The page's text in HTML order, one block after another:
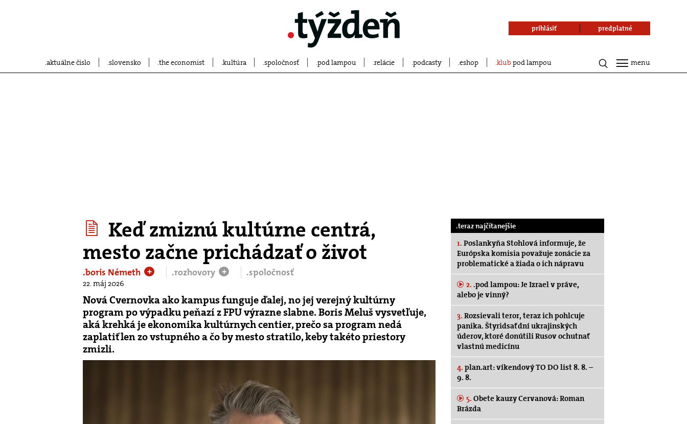
aktuálne číslo slovensko the economist kultúra spoločnosť pod lampou relácie podcasty eshop klubpod lampou
prihlásiť predplatné
menu
Keď zmiznú kultúrne centrá,
mesto začne prichádzať o život
.boris Németh + .rozhovory + .spoločnosť
22. máj 2026
Nová Cvernovka ako kampus funguje ďalej, no jej verejný kultúrny
program po výpadku peňazí z FPU výrazne slabne. Boris Meluš vysvetľuje,
aká krehká je ekonomika kultúrnych centier, prečo sa program nedá
zaplatiť len zo vstupného a čo by mesto stratilo, keby takéto priestory
zmizli.
.teraz najčítanejšie
1. Poslankyňa Stohlová informuje, že
Európska komisia považuje zonácie za
problematické a žiada o ich nápravu
2. .pod lampou: Je Izrael v práve,
alebo je vinný?
3. Rozsievali teror, teraz ich pohlcuje
panika. Štyridsať dní ukrajinských
úderov, ktoré donútili Rusov ochutnať
vlastnú medicínu
4. plan.art: víkendový TO DO list 8. 8. –
9. 8.
5. Obete kauzy Cervanová: Roman
Brázda